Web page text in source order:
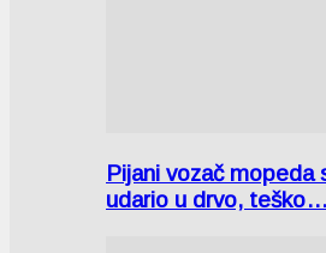
Pijani vozač mopeda
udario u drvo, teško…